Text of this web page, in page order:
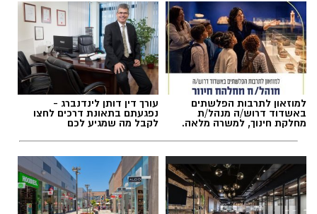
אלדה נתנאל / 10:33 26.07.26
תגים:"זרעי קיץ"תערוכת אמנות
מאז ה-7.10 חייהם של תושבי הדרום ויישובי עוטף
למוזאון לתרבות הפלשתים
באשדוד דרוש/ה מנהל/ת
מחלקת חינוך, למשרה מלאה.
עורך דין דותן לינדנברג -
נפגעתם בתאונת דרכים לחצו
לקבל מה שמגיע לכם